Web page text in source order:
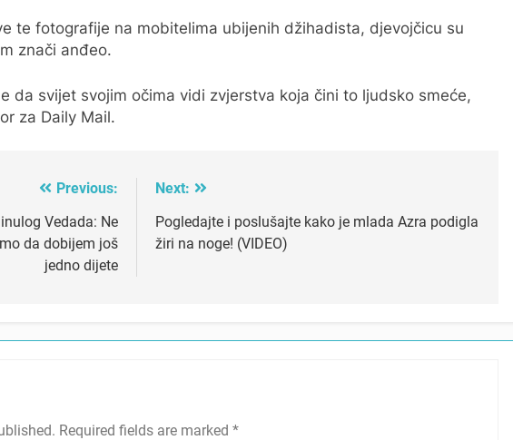
te fotografije na mobitelima ubijenih džihadista, djevojčicu su
znači anđeo.
da svijet svojim očima vidi zvjerstva koja čini to ljudsko smeće,
za Daily Mail.
Previous:
Vedada: Ne
da dobijem još
jedno dijete
Next:
Pogledajte i poslušajte kako je mlada Azra podigla
žiri na noge! (VIDEO)
Required fields are marked *